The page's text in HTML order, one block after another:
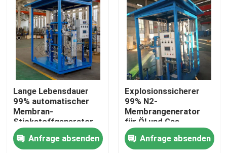
Zu Hause
Produkte
Über uns
Lange Lebensdauer
99% automatischer
Membran-
Stickstoffgenerator
Anfrage absenden
Explosionssicherer
99% N2-
Membrangenerator
für Öl und Gas
Anfrage absenden